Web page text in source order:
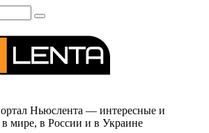
Ньюслента — интересные и
мире, в России и в Украине